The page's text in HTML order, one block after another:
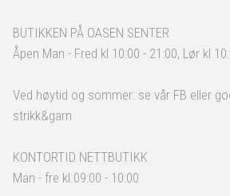
BUTIKKEN PÅ OASEN SENTER
Åpen Man - Fred kl 10:00 - 21:00, Lør kl
Ved høytid og sommer: se vår FB eller
strikk&garn
KONTORTID NETTBUTIKK
Man - fre kl.09:00 - 10:00